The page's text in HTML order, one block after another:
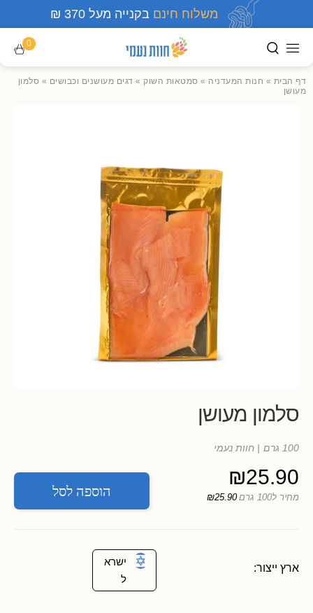
משלוח חינם בקנייה מעל 370 ₪
0
דף הבית » חנות המעדניה » סמטאות השוק » דגים מעושנים וכבושים » סלמון
מעושן
סלמון מעושן
100 גרם | חוות נעמי
₪25.90
מחיר ל100 גרם ₪25.90 הוספה לסל
ארץ ייצור:
ישרא
ל